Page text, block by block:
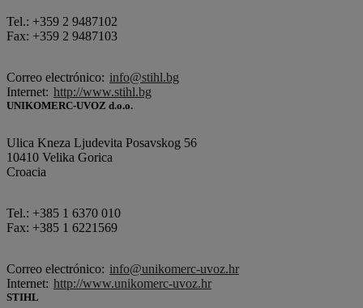
Tel.: +359 2 9487102
Fax: +359 2 9487103
Correo electrónico: info@stihl.bg
Internet: http://www.stihl.bg
UNIKOMERC-UVOZ d.o.o.
Ulica Kneza Ljudevita Posavskog 56
10410 Velika Gorica
Croacia
Tel.: +385 1 6370 010
Fax: +385 1 6221569
Correo electrónico: info@unikomerc-uvoz.hr
Internet: http://www.unikomerc-uvoz.hr
STIHL